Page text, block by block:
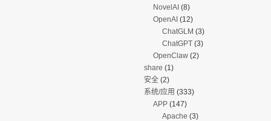
NovelAI(8)
OpenAI(12)
ChatGLM (3)
ChatGPT(3)
OpenClaw(2)
share (1)
安全(2)
系统/应用 (333)
APP(147)
Apache (3)